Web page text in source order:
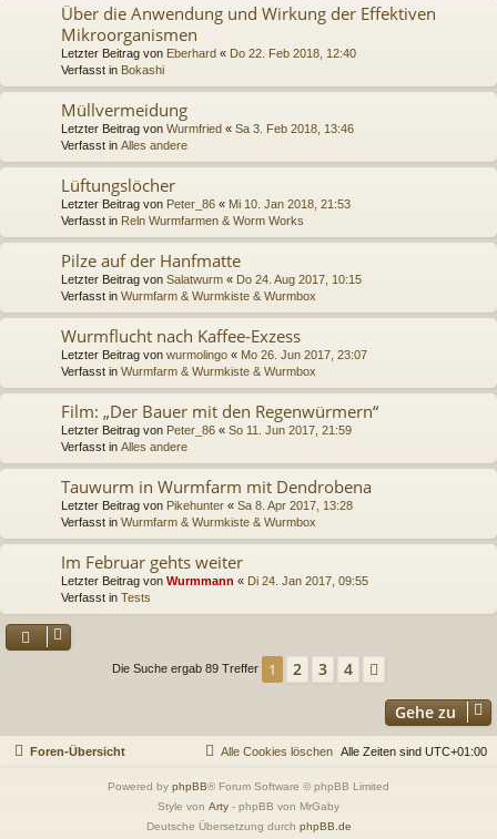
Über die Anwendung und Wirkung der Effektiven
Mikroorganismen
Letzter Beitrag von Eberhard « Do 22. Feb 2018, 12:40
Verfasst in Bokashi
Müllvermeidung
Letzter Beitrag von Wurmfried « Sa 3. Feb 2018, 13:46
Verfasst in Alles andere
Lüftungslöcher
Letzter Beitrag von Peter_86 « Mi 10. Jan 2018, 21:53
Verfasst in Reln Wurmfarmen & Worm Works
Pilze auf der Hanfmatte
Letzter Beitrag von Salatwurm « Do 24. Aug 2017, 10:15
Verfasst in Wurmfarm & Wurmkiste & Wurmbox
Wurmflucht nach Kaffee-Exzess
Letzter Beitrag von wurmolingo « Mo 26. Jun 2017, 23:07
Verfasst in Wurmfarm & Wurmkiste & Wurmbox
Film: „Der Bauer mit den Regenwürmern“
Letzter Beitrag von Peter_86 « So 11. Jun 2017, 21:59
Verfasst in Alles andere
Tauwurm in Wurmfarm mit Dendrobena
Letzter Beitrag von Pikehunter « Sa 8. Apr 2017, 13:28
Verfasst in Wurmfarm & Wurmkiste & Wurmbox
Im Februar gehts weiter
Letzter Beitrag von Wurmmann « Di 24. Jan 2017, 09:55
Verfasst in Tests
Die Suche ergab 89 Treffer 1 2 3 4
Gehe zu
Foren-Übersicht Alle Zeiten sind UTC+01:00
Alle Cookies löschen
Powered by phpBB® Forum Software © phpBB Limited
Style von Arty - phpBB von MrGaby
Deutsche Übersetzung durch phpBB.de